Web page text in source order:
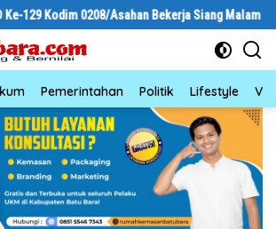
Asahan Bekerja Siang Malam Demi Renovasi
Pemerintahan Politik Lifestyle